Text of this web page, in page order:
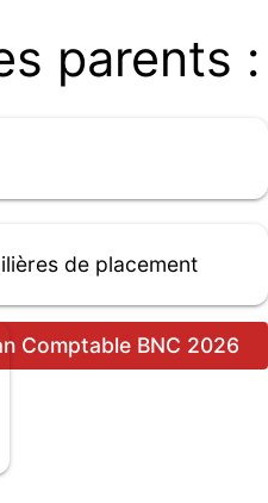
parents :
de placement
Comptable BNC 2026